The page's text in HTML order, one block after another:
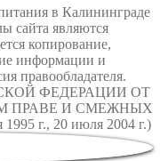
в Калининграде
сайта являются
копирование,
информации и
правообладателя.
ФЕДЕРАЦИИ ОТ
ПРАВЕ И СМЕЖНЫХ
г., 20 июля 2004 г.)